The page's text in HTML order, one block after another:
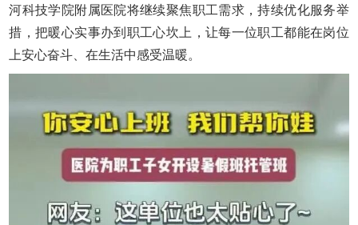
河科技学院附属医院将继续聚焦职工需求，持续优化服务举
措，把暖心实事办到职工心坎上，让每一位职工都能在岗位
上安心奋斗、在生活中感受温暖。